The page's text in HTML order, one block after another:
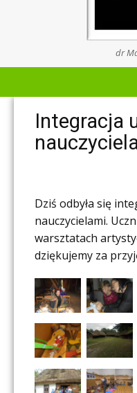
dr
Integracja
Dziś odbyła się
nauczycielami.
warsztatach
dziękujemy za